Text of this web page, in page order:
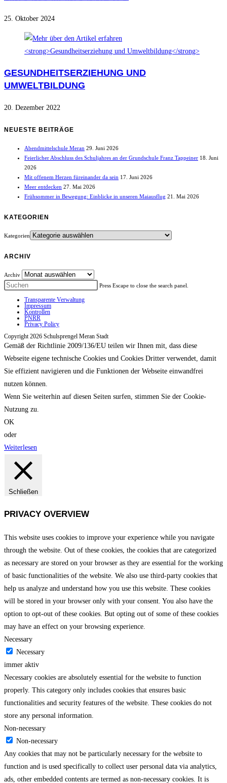
25. Oktober 2024
GESUNDHEITSERZIEHUNG UND
UMWELTBILDUNG
20. Dezember 2022
NEUESTE BEITRÄGE
Abendmittelschule Meran 29. Juni 2026
Feierlicher Abschluss des Schuljahres an der Grundschule Franz Tappeiner 18. Juni
2026
Mit offenem Herzen füreinander da sein 17. Juni 2026
Meer entdecken 27. Mai 2026
Frühsommer in Bewegung: Einblicke in unseren Maiausflug 21. Mai 2026
KATEGORIEN
Kategorien
ARCHIV
Archiv
Press Escape to close the search panel.
Transparente Verwaltung
Impressum
Kontrollen
PNRR
Privacy Policy
Copyright 2026 Schulsprengel Meran Stadt
Gemäß der Richtlinie 2009/136/EU teilen wir Ihnen mit, dass diese
Webseite eigene technische Cookies und Cookies Dritter verwendet, damit
Sie effizient navigieren und die Funktionen der Webseite einwandfrei
nutzen können.
Wenn Sie weiterhin auf diesen Seiten surfen, stimmen Sie der Cookie-
Nutzung zu.
OK
oder
Weiterlesen
Schließen
PRIVACY OVERVIEW
This website uses cookies to improve your experience while you navigate
through the website. Out of these cookies, the cookies that are categorized
as necessary are stored on your browser as they are essential for the working
of basic functionalities of the website. We also use third-party cookies that
help us analyze and understand how you use this website. These cookies
will be stored in your browser only with your consent. You also have the
option to opt-out of these cookies. But opting out of some of these cookies
may have an effect on your browsing experience.
Necessary
Necessary
immer aktiv
Necessary cookies are absolutely essential for the website to function
properly. This category only includes cookies that ensures basic
functionalities and security features of the website. These cookies do not
store any personal information.
Non-necessary
Non-necessary
Any cookies that may not be particularly necessary for the website to
function and is used specifically to collect user personal data via analytics,
ads, other embedded contents are termed as non-necessary cookies. It is